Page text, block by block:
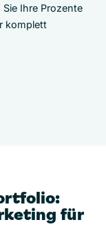
Ihre Prozente
komplett
für